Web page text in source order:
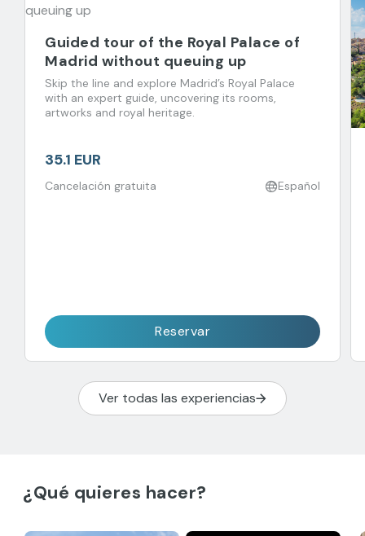
Guided tour of the Royal Palace of
Madrid without queuing up
Skip the line and explore Madrid’s Royal Palace
with an expert guide, uncovering its rooms,
artworks and royal heritage.
35.1 EUR
Cancelación gratuita Español
Reservar
Ver todas las experiencias
¿Qué quieres hacer?